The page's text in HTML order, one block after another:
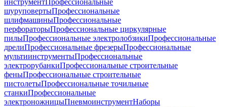
инструментПрофессиональные
шуруповертыПрофессиональные
шлифмашиныПрофессиональные
перфораторыПрофессиональные циркулярные
пилыПрофессиональные электролобзикиПрофессиональные
дрелиПрофессиональные фрезерыПрофессиональные
мультиинструментыПрофессиональные
электрорубанкиПрофессиональные строительные
феныПрофессиональные строительные
пистолетыПрофессиональные точильные
станкиПрофессиональные
электроножницыПневмоинструментНаборы